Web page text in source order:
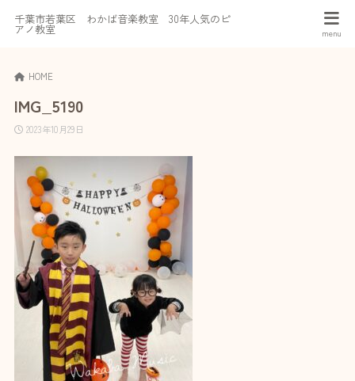
千葉市若葉区 わかば音楽教室 30年人気のピ
アノ教室
HOME
IMG_5190
2023年10月29日